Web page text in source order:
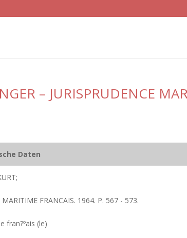
– JURISPRUDENCE
Daten
FRANCAIS. 1964. P. 567 - 573.
fran?ºais (le)